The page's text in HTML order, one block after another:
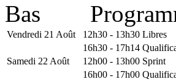
Vendredi 21 Août 12h30 - 13h30 Libres
16h30 - 17h14
Samedi 22 Août
12h00 - 13h00 Sprint
16h00 - 17h00